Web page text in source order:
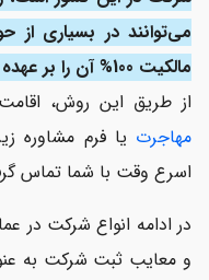
می‌توانند در بسیاری
مالکیت 100%
آن را بر
از طریق این روش،
مهاجرت یا فرم مشاوره
اسرع وقت با شما تماس
در ادامه انواع شرکت در
و معایب ثبت شرکت به